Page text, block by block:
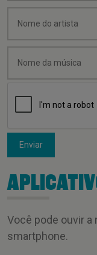
Enviar
Você pode ouvir a
smartphone.